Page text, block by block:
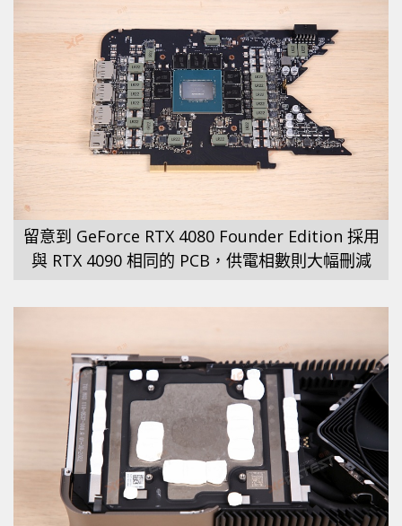
留意到 GeForce RTX 4080 Founder Edition 採用
與 RTX 4090 相同的 PCB，供電相數則大幅刪減